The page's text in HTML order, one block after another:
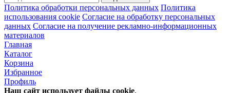
Политика обработки персональных данных Политика
использования cookie Согласие на обработку персональных
данных Согласие на получение рекламно-информационных
материалов
Главная
Каталог
Корзина
Избранное
Профиль
Наш сайт использует файлы cookie.